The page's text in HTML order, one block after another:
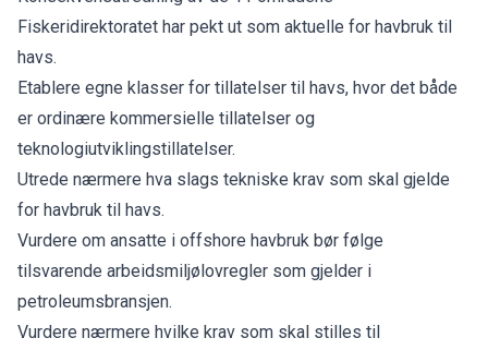
Fiskeridirektoratet har pekt ut som aktuelle for havbruk til
havs.
Etablere egne klasser for tillatelser til havs, hvor det både
er ordinære kommersielle tillatelser og
teknologiutviklingstillatelser.
Utrede nærmere hva slags tekniske krav som skal gjelde
for havbruk til havs.
Vurdere om ansatte i offshore havbruk bør følge
tilsvarende arbeidsmiljølovregler som gjelder i
petroleumsbransjen.
Vurdere nærmere hvilke krav som skal stilles til